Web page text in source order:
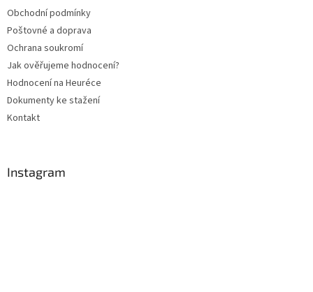
Obchodní podmínky
Poštovné a doprava
Ochrana soukromí
Jak ověřujeme hodnocení?
Hodnocení na Heuréce
Dokumenty ke stažení
Kontakt
Instagram